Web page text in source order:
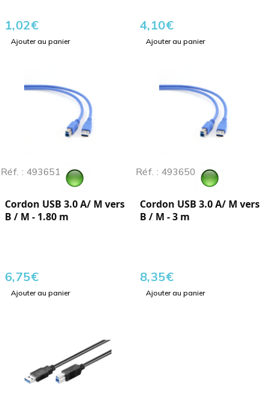
1,02€
Ajouter au panier
4,10€
Ajouter au panier
Réf. : 493651
Cordon USB 3.0 A/ M vers
B / M - 1.80 m
6,75€
Ajouter au panier
Réf. : 493650
Cordon USB 3.0 A/ M vers
B / M - 3 m
8,35€
Ajouter au panier